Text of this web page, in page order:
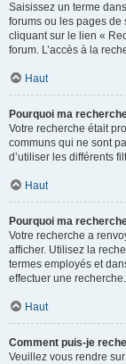
Saisissez un terme
forums ou les pages de
cliquant sur le lien «
forum. L’accès à la
Haut
Pourquoi ma
Votre recherche était
communs qui ne sont
d’utiliser les différents
Haut
Pourquoi ma
Votre recherche a
afficher. Utilisez la
termes employés et
effectuer une recherche.
Haut
Comment puis-je
Veuillez vous rendre